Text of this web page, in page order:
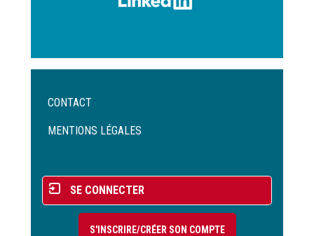
Menu
de
CONTACT
MENTIONS LÉGALES
Menu
du
compte
SE CONNECTER
S'INSCRIRE/CRÉER SON COMPTE